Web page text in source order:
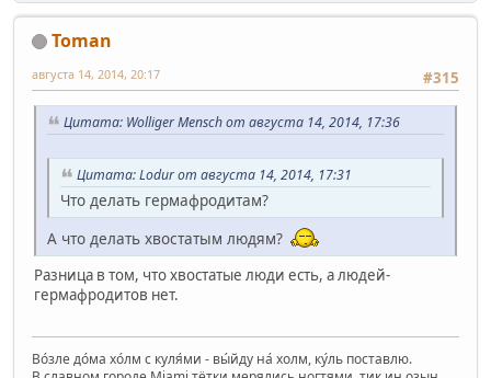
Toman
#315
августа 14, 2014, 20:17
Цитата: Wolliger Mensch от августа 14, 2014, 17:36
Цитата: Lodur от августа 14, 2014, 17:31
Что делать гермафродитам?
А что делать хвостатым людям?
Разница в том, что хвостатые люди есть, а людей-
гермафродитов нет.
Во́зле до́ма хо́лм с куля́ми - вы́йду на́ холм, ку́ль поставлю.